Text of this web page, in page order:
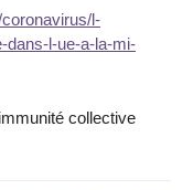
l-
dans-l-ue-a-la-mi-
collective